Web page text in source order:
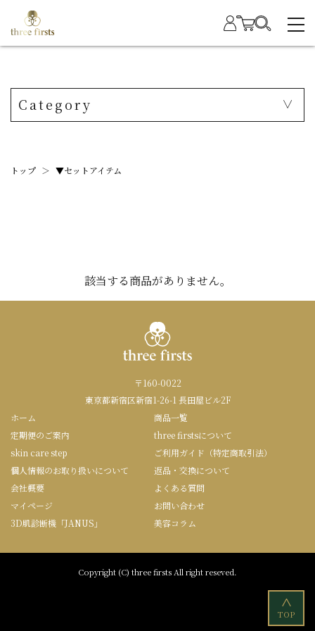
Category
トップ ＞ ▼セットアイテム
該当する商品がありません。
〒160-0022
東京都新宿区新宿1-26-1 長田屋ビル2F
ホーム
商品一覧
定期便のご案内
three firstsについて
skin care step
ご利用ガイド（特定商取引法）
個人情報のお取り扱いについて
返品・交換について
会社概要
よくある質問
マイページ
お問い合わせ
3D肌診断機「JANUS」
美容コラム
Copyright (C) three firsts All right reseved.
<
TOP